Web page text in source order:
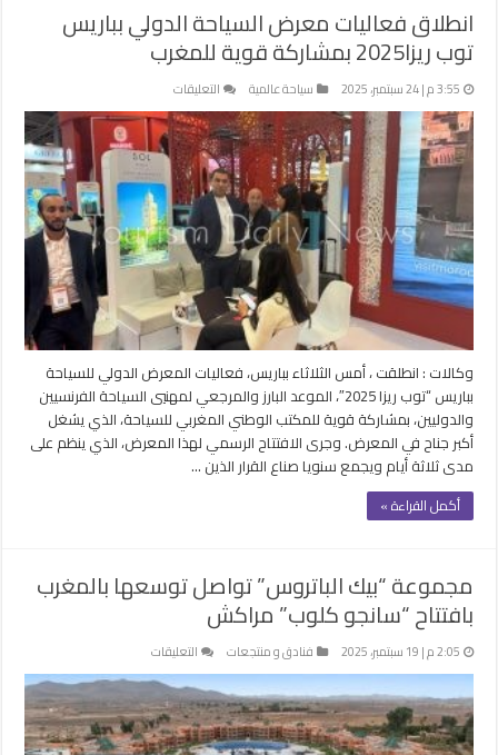
انطلاق فعاليات معرض السياحة الدولي بباريس
توب ريزا2025 بمشاركة قوية للمغرب
3:55 م | 24 سبتمبر، 2025 سياحة عالمية التعليقات
انطلاق
فعاليات
معرض
السياحة
الدولي
بباريس
توب
ريزا2025
بمشاركة
قوية
للمغرب
مغلقة
وكالات : انطلقت ، أمس الثلاثاء بباريس، فعاليات المعرض الدولي للسياحة
بباريس “توب ريزا 2025″، الموعد البارز والمرجعي لمهنيي السياحة الفرنسيين
والدوليين، بمشاركة قوية للمكتب الوطني المغربي للسياحة، الذي يشغل
أكبر جناح في المعرض. وجرى الافتتاح الرسمي لهذا المعرض، الذي ينظم على
مدى ثلاثة أيام ويجمع سنويا صناع القرار الذين …
أكمل القراءة »
مجموعة “بيك الباتروس” تواصل توسعها بالمغرب
بافتتاح “سانجو كلوب” مراكش
2:05 م | 19 سبتمبر، 2025 فنادق و منتجعات التعليقات
مجموعة
“بيك
الباتروس”
تواصل